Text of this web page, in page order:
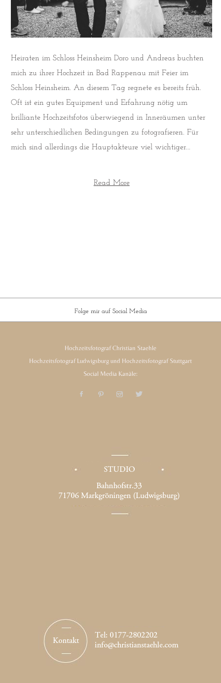
Heiraten im Schloss Heinsheim Doro und Andreas buchten
mich zu ihrer Hochzeit in Bad Rappenau mit Feier im
Schloss Heinsheim. An diesem Tag regnete es bereits früh.
Oft ist ein gutes Equipment und Erfahrung nötig um
brilliante Hochzeitsfotos überwiegend in Inneräumen unter
sehr unterschiedlichen Bedingungen zu fotografieren. Für
mich sind allerdings die Hauptakteure viel wichtiger...
Read More
Folge mir auf Social Media
Hochzeitsfotograf Christian Staehle
Hochzeitsfotograf Ludwigsburg und Hochzeitsfotograf Stuttgart
Social Media Kanäle: